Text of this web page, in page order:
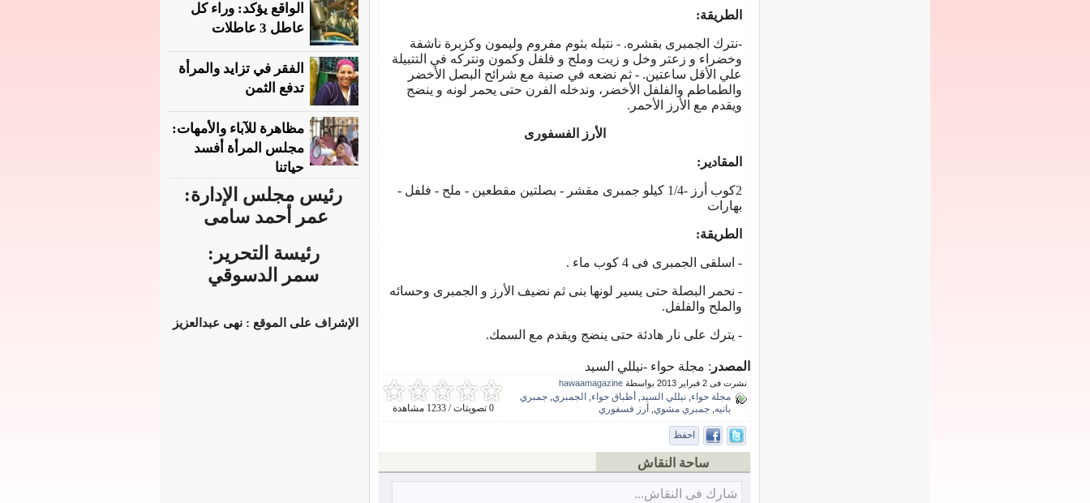
الطريقة:
-نترك الجمبرى بقشره. - نتبله بثوم مفروم وليمون وكزبرة ناشفة
وخضراء و زعتر وخل و زيت وملح و فلفل وكمون ونتركه في التتبيلة
علي الأقل ساعتين. - ثم نضعه في صنية مع شرائح البصل الأخضر
والطماطم والفلفل الأخضر، وندخله الفرن حتى يحمر لونه و ينضج
ويقدم مع الأرز الأحمر.
الأرز الفسفورى
المقادير:
2كوب أرز -1/4 كيلو جمبرى مقشر - بصلتين مقطعين - ملح - فلفل -
بهارات
الطريقة:
- اسلقى الجمبرى فى 4 كوب ماء .
- نحمر البصلة حتى يسير لونها بنى ثم نضيف الأرز و الجمبرى وحسائه
والملح والفلفل.
- يترك على نار هادئة حتى ينضج ويقدم مع السمك.
المصدر : مجلة حواء -نيللي السيد
0 تصويتات / 1233 مشاهدة
نشرت فى 2 فبراير 2013 بواسطة hawaamagazine
مجلة حواء نيللي السيد أطباق حواء الجمبري جمبري
بانيه جمبري مشوي أرز فسفوري
احفظ
ساحة النقاش
شارك فى النقاش...
الواقع يؤكد: وراء كل
عاطل 3 عاطلات
الفقر في تزايد والمرأة
تدفع الثمن
مظاهرة للآباء والأمهات:
مجلس المرأة أفسد
حياتنا
رئيس مجلس الإدارة:
عمر أحمد سامى
رئيسة التحرير:
سمر الدسوقي
الإشراف على الموقع : نهى عبدالعزيز